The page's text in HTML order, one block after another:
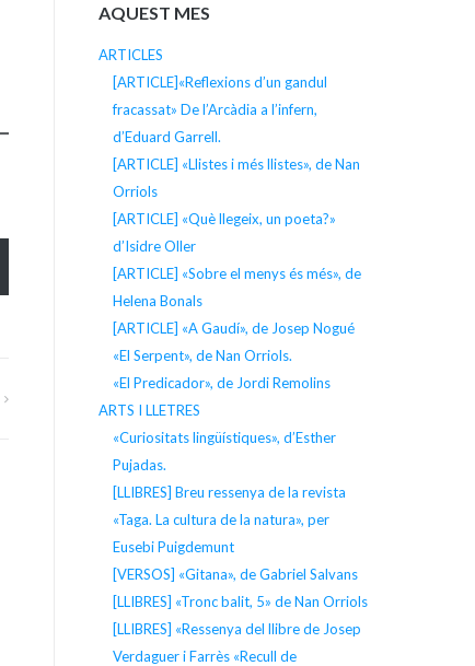
AQUEST MES
ARTICLES
[ARTICLE]«Reflexions d’un gandul
fracassat» De l’Arcàdia a l’infern,
d’Eduard Garrell.
[ARTICLE] «Llistes i més llistes», de Nan
Orriols
[ARTICLE] «Què llegeix, un poeta?»
d’Isidre Oller
[ARTICLE] «Sobre el menys és més», de
Helena Bonals
[ARTICLE] «A Gaudí», de Josep Nogué
«El Serpent», de Nan Orriols.
«El Predicador», de Jordi Remolins
ARTS I LLETRES
«Curiositats lingüístiques», d’Esther
Pujadas.
[LLIBRES] Breu ressenya de la revista
«Taga. La cultura de la natura», per
Eusebi Puigdemunt
[VERSOS] «Gitana», de Gabriel Salvans
[LLIBRES] «Tronc balit, 5» de Nan Orriols
[LLIBRES] «Ressenya del llibre de Josep
Verdaguer i Farrès «Recull de